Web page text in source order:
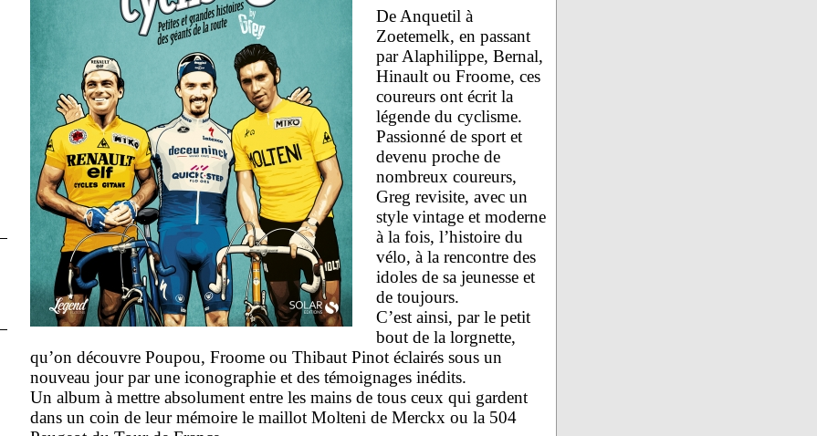
De Anquetil à
Zoetemelk, en passant
par Alaphilippe, Bernal,
Hinault ou Froome, ces
coureurs ont écrit la
légende du cyclisme.
Passionné de sport et
devenu proche de
nombreux coureurs,
Greg revisite, avec un
style vintage et moderne
à la fois, l’histoire du
vélo, à la rencontre des
idoles de sa jeunesse et
de toujours.
C’est ainsi, par le petit
bout de la lorgnette,
qu’on découvre Poupou, Froome ou Thibaut Pinot éclairés sous un
nouveau jour par une iconographie et des témoignages inédits.
Un album à mettre absolument entre les mains de tous ceux qui gardent
dans un coin de leur mémoire le maillot Molteni de Merckx ou la 504